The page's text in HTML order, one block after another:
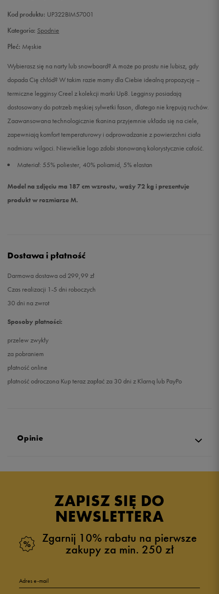
L/XL
Kod produktu: UP322BIM57001
Kategoria: Spodnie
Płeć: Męskie
Wybierasz się na narty lub snowboard? A może po prostu nie lubisz, gdy
dopada Cię chłód? W takim razie mamy dla Ciebie idealną propozycję –
termiczne legginsy Creel z kolekcji marki Up8. Legginsy posiadają
dostosowany do potrzeb męskiej sylwetki fason, dlatego nie krępują ruchów.
Zaawansowana technologicznie tkanina przyjemnie układa się na ciele,
zapewniają komfort temperaturowy i odprowadzanie z powierzchni ciała
nadmiaru wilgoci. Niewielkie logo zdobi stonowaną kolorystycznie całość.
Materiał: 55% poliester, 40% poliamid, 5% elastan
Model na zdjęciu ma 187 cm wzrostu, waży 72 kg i prezentuje
produkt w rozmiarze M.
Dostawa i płatność
Darmowa dostawa od 299,99 zł
Czas realizacji 1-5 dni roboczych
30 dni na zwrot
Sposoby płatności:
przelew zwykły
za pobraniem
płatność online
płatność odroczona Kup teraz zapłać za 30 dni z Klarną lub PayPo
Opinie
4.9
zebranych i zweryfikowanych przez
4 6%
ZAPISZ SIĘ DO
NEWSLETTERA
Zgarnij 10% rabatu na pierwsze
zakupy za min. 250 zł
Adres e-mail